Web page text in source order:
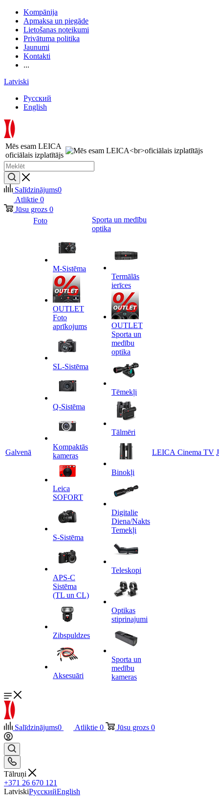
Kompānija
Apmaksa un piegāde
Lietošanas noteikumi
Privātuma politika
Jaunumi
Kontakti
...
Latviski
Русский
English
Mēs esam LEICA
oficiālais izplatītājs
Salīdzinājums0
Atliktie 0
Jūsu grozs 0
Galvenā
Foto
M-Sistēma
OUTLET
Foto
aprīkojums
SL-Sistēma
Q-Sistēma
Kompaktās
kameras
Leica
SOFORT
S-Sistēma
APS-C
Sistēma
(TL un CL)
Zibspuldzes
Aksesuāri
Sporta un medību
optika
Termālās
ierīces
OUTLET
Sporta un
medību
optika
Tēmekļi
Tālmēri
Binokļi
Digitalie
Diena/Nakts
Temekļi
Teleskopi
Optikas
stiprinajumi
Sporta un
medību
kameras
LEICA Cinema TV
Salīdzinājums0 Atliktie 0 Jūsu grozs 0
Tālruņi
+371 26 670 121
LatviskiРусскийEnglish